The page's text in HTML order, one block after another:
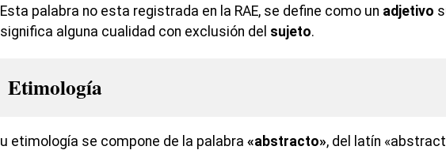
Esta palabra no esta registrada en la RAE, se define como un adjetivo
significa alguna cualidad con exclusión del sujeto.
Etimología
u etimología se compone de la palabra «abstracto», del latín